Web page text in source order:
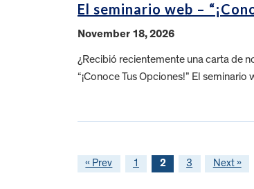
El seminario web –
November 18, 2026
¿Recibió recientemente una carta de
“¡Conoce Tus Opciones!” El
« Prev 1 2 3 Next »